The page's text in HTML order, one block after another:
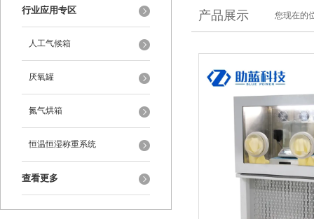
行业应用专区
人工气候箱
厌氧罐
氮气烘箱
恒温恒湿称重系统
查看更多
产品展示 您现在的